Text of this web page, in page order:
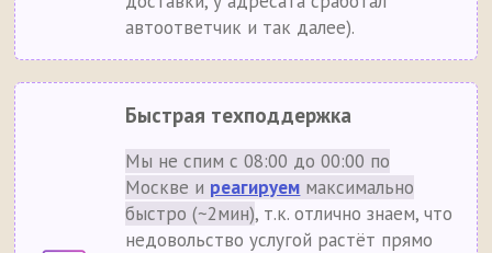
автоответчик и так далее).
Быстрая техподдержка
Мы не спим с 08:00 до 00:00 по
Москве и реагируем максимально
быстро (~2мин), т.к. отлично знаем, что
недовольство услугой растёт прямо